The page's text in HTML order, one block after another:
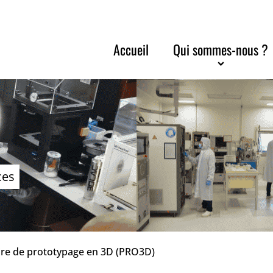
Accueil Qui sommes-nous ?
de prototypage en 3D (PRO3D)